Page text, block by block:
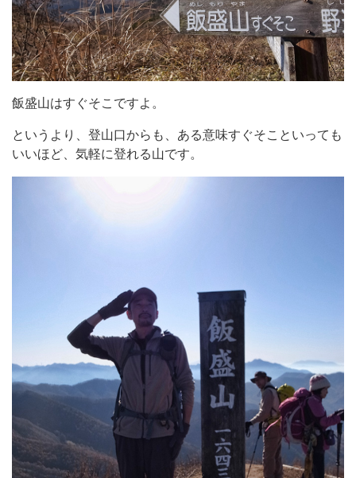
飯盛山はすぐそこですよ。
というより、登山口からも、ある意味すぐそこといっても
いいほど、気軽に登れる山です。